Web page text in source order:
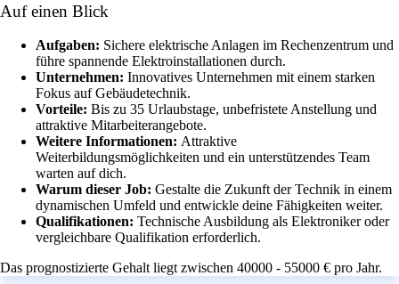
Auf einen Blick
Aufgaben: Sichere elektrische Anlagen im Rechenzentrum und
führe spannende Elektroinstallationen durch.
Unternehmen: Innovatives Unternehmen mit einem starken
Fokus auf Gebäudetechnik.
Vorteile: Bis zu 35 Urlaubstage, unbefristete Anstellung und
attraktive Mitarbeiterangebote.
Weitere Informationen: Attraktive
Weiterbildungsmöglichkeiten und ein unterstützendes Team
warten auf dich.
Warum dieser Job: Gestalte die Zukunft der Technik in einem
dynamischen Umfeld und entwickle deine Fähigkeiten weiter.
Qualifikationen: Technische Ausbildung als Elektroniker oder
vergleichbare Qualifikation erforderlich.
Das prognostizierte Gehalt liegt zwischen 40000 - 55000 € pro Jahr.